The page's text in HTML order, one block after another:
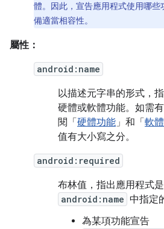
體。因此，宣告應用程式使用哪
備適當相容性。
屬性：
android:name
以描述元字串的形式，
硬體或軟體功能。如需
閱「 硬體功能」和「 軟
值有大小寫之分。
android:required
布林值，指出應用程式
android:name 中指定
為某項功能宣告